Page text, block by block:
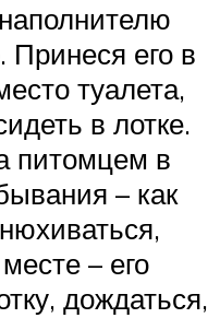
Принеся его в
туалета,
в лотке.
питомцем в
– как
– его
дождаться,